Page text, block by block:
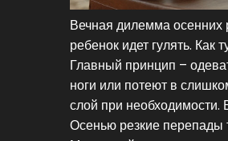
Вечная дилемма осенних
ребенок идет гулять. Как
Главный принцип –
ноги или потеют в
слой при необходимости.
Осенью резкие перепады